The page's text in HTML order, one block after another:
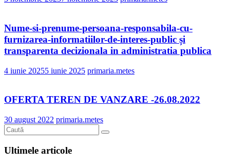
Nume-si-prenume-persoana-responsabila-cu-
furnizarea-informatiilor-de-interes-public și
transparenta decizionala in administratia publica
4 iunie 20255 iunie 2025 primaria.metes
OFERTA TEREN DE VANZARE -26.08.2022
30 august 2022 primaria.metes
Ultimele articole